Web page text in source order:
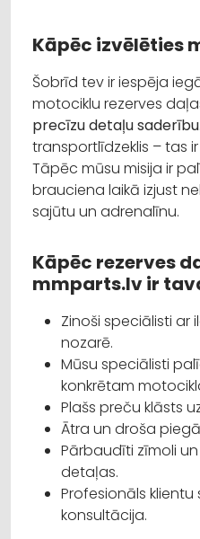
Kāpēc izvēlēties
Šobrīd tev ir iespēja
motociklu rezerves
precīzu detaļu saderību
transportlīdzeklis – tas
Tāpēc mūsu misija ir
brauciena laikā izjust
sajūtu un adrenalīnu.
Kāpēc rezerves
mmparts.lv ir
Zinoši speciālisti ar
nozarē.
Mūsu speciālisti
konkrētam
Plašs preču klāsts
Ātra un droša
Pārbaudīti zīmoli
detaļas.
Profesionāls klientu
konsultācija.